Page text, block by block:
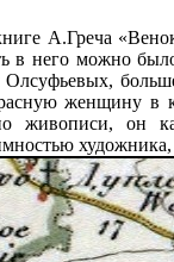
А.Греча
в него можно
Олсуфьевых,
женщину в
живописи, он